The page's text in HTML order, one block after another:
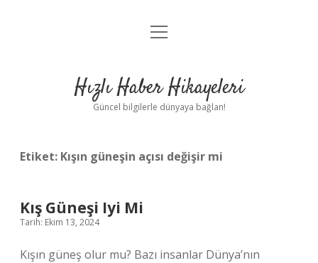
Anasayfa
Yasal Uyarı
menüyü
Hızlı Haber Hikayeleri
Güncel bilgilerle dünyaya bağlan!
Etiket: Kışın güneşin açısı değişir mi
Kış Güneşi Iyi Mi
Tarih: Ekim 13, 2024
Kışın güneş olur mu? Bazı insanlar Dünya’nın